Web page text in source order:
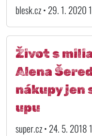
blesk.cz • 29. 1. 2020
Život s
Alena
nákupy jen
upu
super.cz • 24. 5. 2018